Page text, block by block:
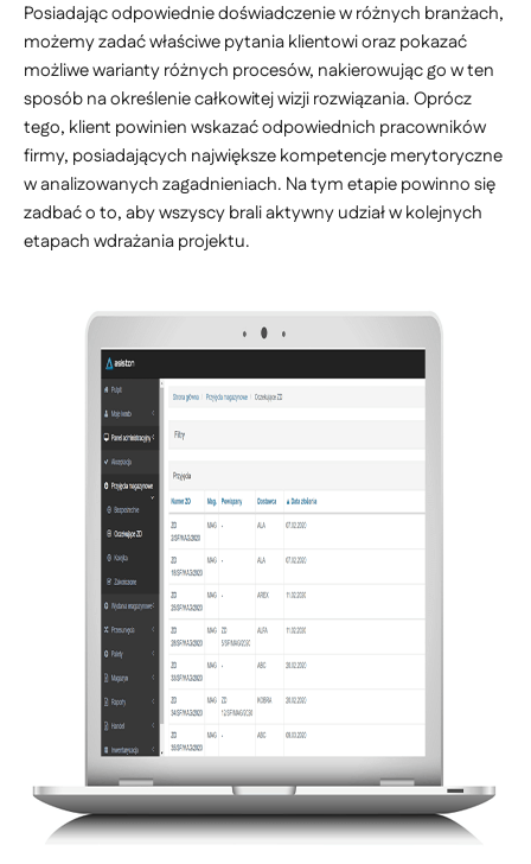
Posiadając odpowiednie doświadczenie w różnych branżach,
możemy zadać właściwe pytania klientowi oraz pokazać
możliwe warianty różnych procesów, nakierowując go w ten
sposób na określenie całkowitej wizji rozwiązania. Oprócz
tego, klient powinien wskazać odpowiednich pracowników
firmy, posiadających największe kompetencje merytoryczne
w analizowanych zagadnieniach. Na tym etapie powinno się
zadbać o to, aby wszyscy brali aktywny udział w kolejnych
etapach wdrażania projektu.